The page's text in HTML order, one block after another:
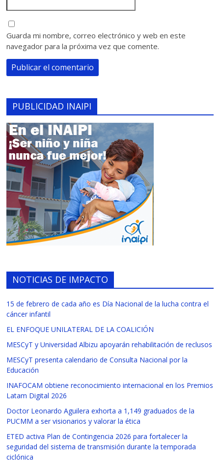
Guarda mi nombre, correo electrónico y web en este
navegador para la próxima vez que comente.
PUBLICIDAD INAIPI
NOTICIAS DE IMPACTO
15 de febrero de cada año es Día Nacional de la lucha contra el
cáncer infantil
EL ENFOQUE UNILATERAL DE LA COALICIÓN
MESCyT y Universidad Albizu apoyarán rehabilitación de reclusos
MESCyT presenta calendario de Consulta Nacional por la
Educación
INAFOCAM obtiene reconocimiento internacional en los Premios
Latam Digital 2026
Doctor Leonardo Aguilera exhorta a 1,149 graduados de la
PUCMM a ser visionarios y valorar la ética
ETED activa Plan de Contingencia 2026 para fortalecer la
seguridad del sistema de transmisión durante la temporada
ciclónica